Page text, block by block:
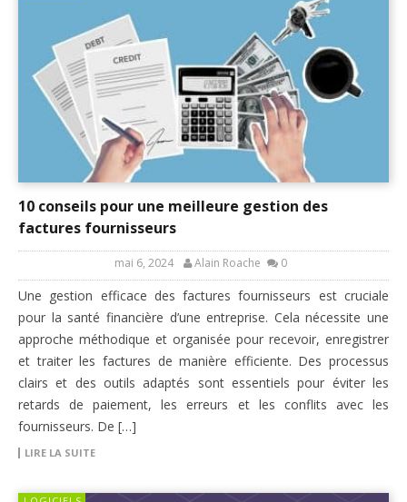
10 conseils pour une meilleure gestion des
factures fournisseurs
mai 6, 2024 Alain Roache 0
Une gestion efficace des factures fournisseurs est cruciale
pour la santé financière d’une entreprise. Cela nécessite une
approche méthodique et organisée pour recevoir, enregistrer
et traiter les factures de manière efficiente. Des processus
clairs et des outils adaptés sont essentiels pour éviter les
retards de paiement, les erreurs et les conflits avec les
fournisseurs. De […]
LIRE LA SUITE